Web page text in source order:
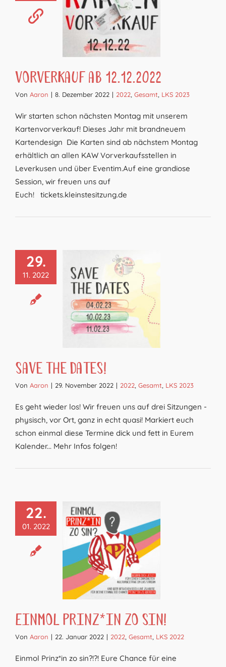
Vorverkauf ab 12.12.2022
Von Aaron | 8. Dezember 2022 | 2022 Gesamt LKS 2023
Wir starten schon nächsten Montag mit unserem
Kartenvorverkauf! Dieses Jahr mit brandneuem
Kartendesign Die Karten sind ab nächstem Montag
erhältlich an allen KAW Vorverkaufsstellen in
Leverkusen und über Eventim.Auf eine grandiose
Session, wir freuen uns auf
Euch! tickets.kleinstesitzung.de
29.
11. 2022
Save the Dates!
Von Aaron | 29. November 2022 | 2022 Gesamt LKS 2023
Es geht wieder los! Wir freuen uns auf drei Sitzungen -
physisch, vor Ort, ganz in echt quasi! Markiert euch
schon einmal diese Termine dick und fett in Eurem
Kalender... Mehr Infos folgen!
22.
01. 2022
Einmol Prinz*in zo sin!
Von Aaron | 22. Januar 2022 | 2022 Gesamt LKS 2022
Einmol Prinz*in zo sin?!?! Eure Chance für eine